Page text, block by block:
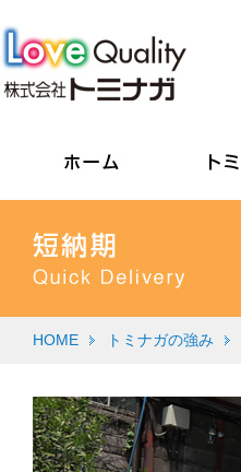
HOME トミナガの強み